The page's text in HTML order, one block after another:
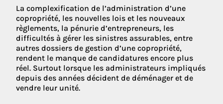
La complexification de l’administration d’une
copropriété, les nouvelles lois et les nouveaux
règlements, la pénurie d’entrepreneurs, les
difficultés à gérer les sinistres assurables, entre
autres dossiers de gestion d’une copropriété,
rendent le manque de candidatures encore plus
réel. Surtout lorsque les administrateurs impliqués
depuis des années décident de déménager et de
vendre leur unité.